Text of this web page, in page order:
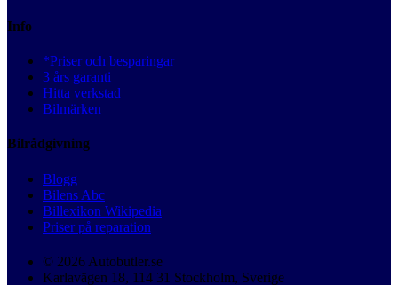
Info
*Priser och besparingar
3 års garanti
Hitta verkstad
Bilmärken
Bilrådgivning
Blogg
Bilens Abc
Billexikon Wikipedia
Priser på reparation
© 2026 Autobutler.se
Karlavägen 18, 114 31 Stockholm, Sverige